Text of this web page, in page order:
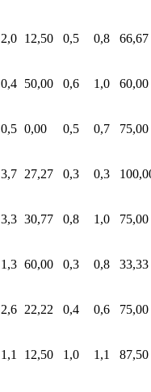
2,0 12,50 0,5 0,8 66,67
0,4 50,00 0,6 1,0 60,00
0,5 0,00 0,5 0,7 75,00
3,7 27,27 0,3 0,3
3,3 30,77 0,8 1,0 75,00
1,3 60,00 0,3 0,8 33,33
2,6 22,22 0,4 0,6 75,00
1,1 12,50 1,0 1,1 87,50